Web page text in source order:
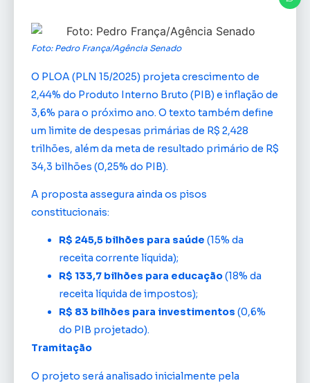
Foto: Pedro França/Agência Senado
O PLOA (PLN 15/2025) projeta crescimento de
2,44% do Produto Interno Bruto (PIB) e inflação de
3,6% para o próximo ano. O texto também define
um limite de despesas primárias de R$ 2,428
trilhões, além da meta de resultado primário de R$
34,3 bilhões (0,25% do PIB).
A proposta assegura ainda os pisos
constitucionais:
R$ 245,5 bilhões para saúde (15% da
receita corrente líquida);
R$ 133,7 bilhões para educação(18% da
receita líquida de impostos);
R$ 83 bilhões para investimentos (0,6%
do PIB projetado).
Tramitação
O projeto será analisado inicialmente pela